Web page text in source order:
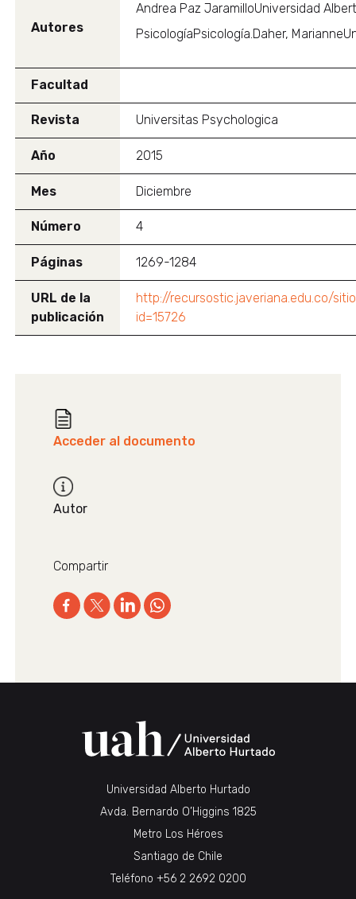
Autores
Andrea Paz JaramilloUniversidad
PsicologíaPsicología.Daher,
Facultad
Revista Universitas Psychologica
Año 2015
Mes Diciembre
Número 4
Páginas 1269-1284
URL de la
publicación
http://recursostic.javeriana.edu.co/
id=15726
Acceder al documento
Autor
Compartir
Universidad Alberto Hurtado
Avda. Bernardo O’Higgins 1825
Metro Los Héroes
Santiago de Chile
Teléfono +56 2 2692 0200